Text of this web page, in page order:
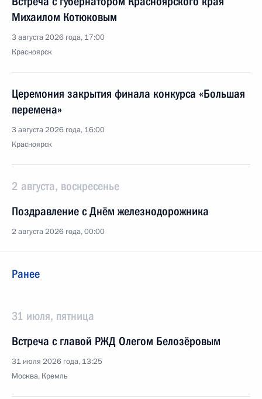
Михаилом Котюковым
3 августа 2026 года, 17:00
Красноярск
Церемония закрытия финала конкурса «Большая
перемена»
3 августа 2026 года, 16:00
Красноярск
2 августа, воскресенье
Поздравление с Днём железнодорожника
2 августа 2026 года, 00:00
Ранее
31 июля, пятница
Встреча с главой РЖД Олегом Белозёровым
31 июля 2026 года, 13:25
Москва, Кремль